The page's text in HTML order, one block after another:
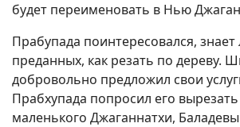
будет переименовать в Нью
Прабупада поинтересовался, знает
преданных, как резать по дереву.
добровольно предложил свои
Прабхупада попросил его
маленького Джаганнатхи,